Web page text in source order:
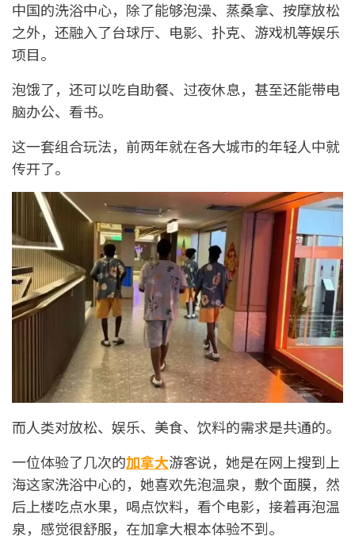
中国的洗浴中心，除了能够泡澡、蒸桑拿、按摩放松
之外，还融入了台球厅、电影、扑克、游戏机等娱乐
项目。
泡饿了，还可以吃自助餐、过夜休息，甚至还能带电
脑办公、看书。
这一套组合玩法，前两年就在各大城市的年轻人中就
传开了。
而人类对放松、娱乐、美食、饮料的需求是共通的。
一位体验了几次的加拿大游客说，她是在网上搜到上
海这家洗浴中心的，她喜欢先泡温泉，敷个面膜，然
后上楼吃点水果，喝点饮料，看个电影，接着再泡温
泉，感觉很舒服，在加拿大根本体验不到。